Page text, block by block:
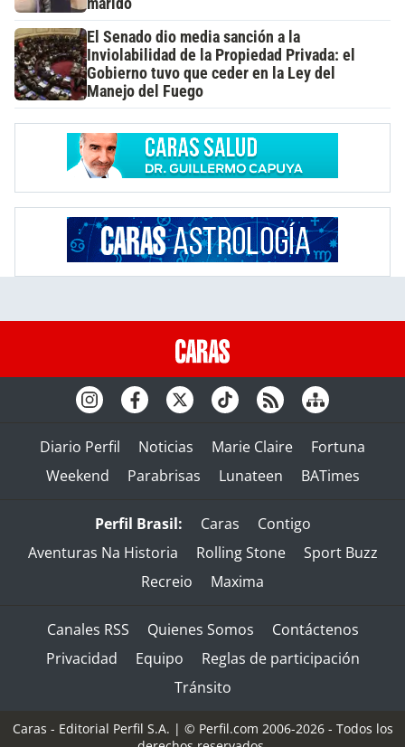
marido
El Senado dio media sanción a la
Inviolabilidad de la Propiedad Privada: el
Gobierno tuvo que ceder en la Ley del
Manejo del Fuego
Diario Perfil Noticias Marie Claire
Fortuna
Weekend
Parabrisas Lunateen BATimes
Perfil Brasil: Caras
Contigo
Aventuras Na Historia
Rolling Stone
Sport Buzz
Recreio
Maxima
Canales RSS Quienes Somos
Contáctenos
Privacidad
Equipo
Reglas de participación
Tránsito
Caras - Editorial Perfil S.A. | © Perfil.com 2006-2026 - Todos los